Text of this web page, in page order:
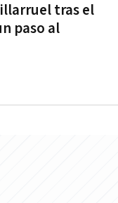
tras el
paso al